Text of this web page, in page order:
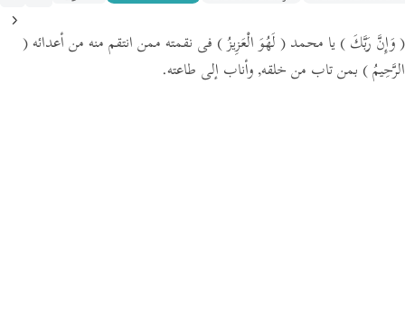
( وَإِنَّ رَبَّكَ ) يا محمد ( لَهُوَ الْعَزِيزُ ) فى نقمته ممن انتقم منه من أعدائه(
الرَّحِيمُ ) بمن تاب من خلقه, وأناب إلى طاعته.